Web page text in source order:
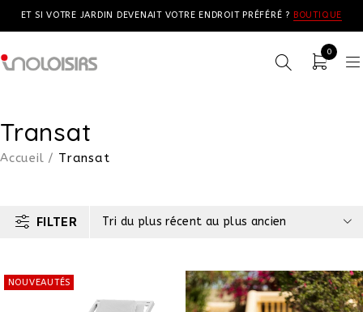
ET SI VOTRE JARDIN DEVENAIT VOTRE ENDROIT PRÉFÉRÉ ? BOUTIQUE
0
Transat
Accueil / Transat
FILTER Tri du plus récent au plus ancien
NOUVEAUTÉS